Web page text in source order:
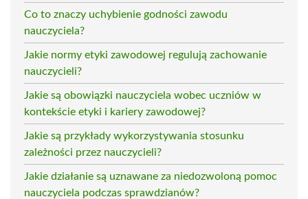
Co to znaczy uchybienie godności zawodu
nauczyciela?
Jakie normy etyki zawodowej regulują zachowanie
nauczycieli?
Jakie są obowiązki nauczyciela wobec uczniów w
kontekście etyki i kariery zawodowej?
Jakie są przykłady wykorzystywania stosunku
zależności przez nauczycieli?
Jakie działanie są uznawane za niedozwoloną pomoc
nauczyciela podczas sprawdzianów?